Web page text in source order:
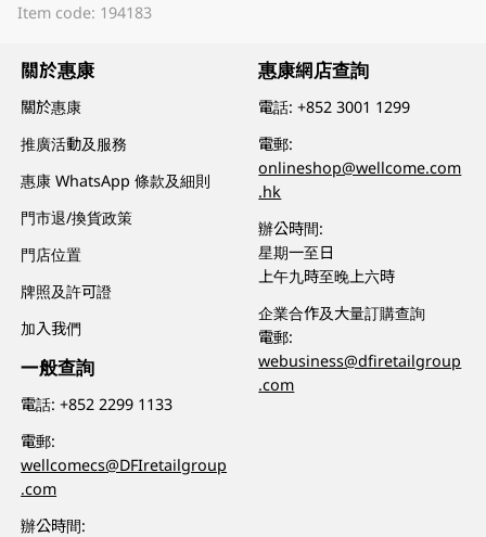
Item code: 194183
關於惠康
關於惠康
推廣活動及服務
惠康 WhatsApp 條款及細則
門市退/換貨政策
門店位置
牌照及許可證
加入我們
一般查詢
電話:+852 2299 1133
電郵:
wellcomecs@DFIretailgroup
.com
辦公時間:
惠康網店查詢
電話:+852 3001 1299
電郵:
onlineshop@wellcome.com
.hk
辦公時間:
星期一至日
上午九時至晚上六時
企業合作及大量訂購查詢
電郵:
webusiness@dfiretailgroup
.com